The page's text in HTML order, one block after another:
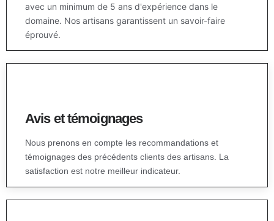
avec un minimum de 5 ans d'expérience dans le
domaine. Nos artisans garantissent un savoir-faire
éprouvé.
Avis et témoignages
Nous prenons en compte les recommandations et
témoignages des précédents clients des artisans. La
satisfaction est notre meilleur indicateur.